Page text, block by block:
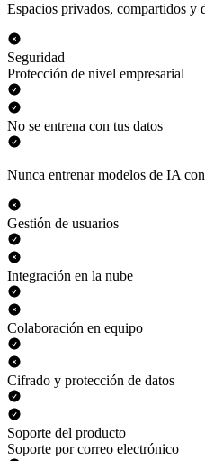
Espacios privados, compartidos y
Seguridad
Protección de nivel empresarial
No se entrena con tus datos
Nunca entrenar modelos de IA
Gestión de usuarios
Integración en la nube
Colaboración en equipo
Cifrado y protección de datos
Soporte del producto
Soporte por correo electrónico